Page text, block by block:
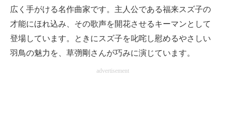
広く手がける名作曲家です。主人公である福来スズ子の
才能にほれ込み、その歌声を開花させるキーマンとして
登場しています。ときにスズ子を叱咤し慰めるやさしい
羽鳥の魅力を、草彅剛さんが巧みに演じています。
advertisement